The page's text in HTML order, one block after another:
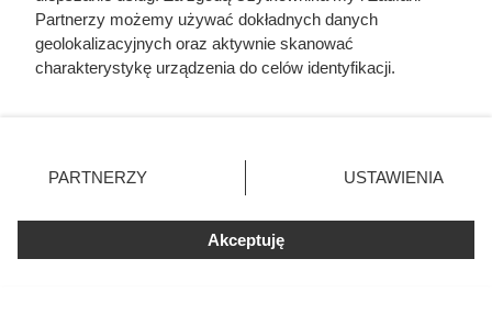
elewacji. To, co zastali pod
styropianem, zaskoczyło nawet
Partnerzy możemy używać dokładnych danych
geolokalizacyjnych oraz aktywnie skanować
charakterystykę urządzenia do celów identyfikacji.
zmienić/wycofać klikając przycisk ustawień prywatności
znajdujący się w lewym dolnym rogu strony
rodzaje przetwarzania danych nie wymagają zgody
użytkownika, ale masz prawo sprzeciwić się takiemu
przetwarzaniu. Preferencje będą miały zastosowania tylko
PARTNERZY USTAWIENIA
Akceptuję